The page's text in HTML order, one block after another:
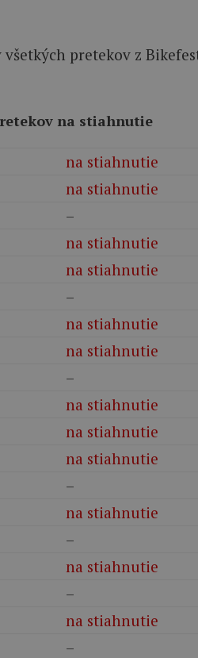
na stiahnutie
na stiahnutie
na stiahnutie
–
na stiahnutie
na stiahnutie
–
na stiahnutie
na stiahnutie
–
na stiahnutie
na stiahnutie
na stiahnutie
–
na stiahnutie
–
na stiahnutie
–
na stiahnutie
–